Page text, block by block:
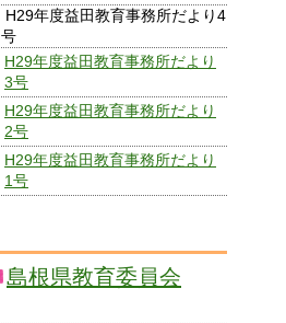
H29年度益田教育事務所だより4
号
H29年度益田教育事務所だより
3号
H29年度益田教育事務所だより
2号
H29年度益田教育事務所だより
1号
島根県教育委員会